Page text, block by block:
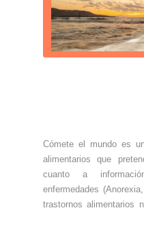
Cómete el mundo es
alimentarios que
cuanto a
enfermedades
trastornos alimentarios